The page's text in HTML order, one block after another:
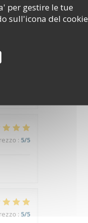
per gestire le tue
sull'icona del cookie
: 5 /5
: 5/5
: 5/5